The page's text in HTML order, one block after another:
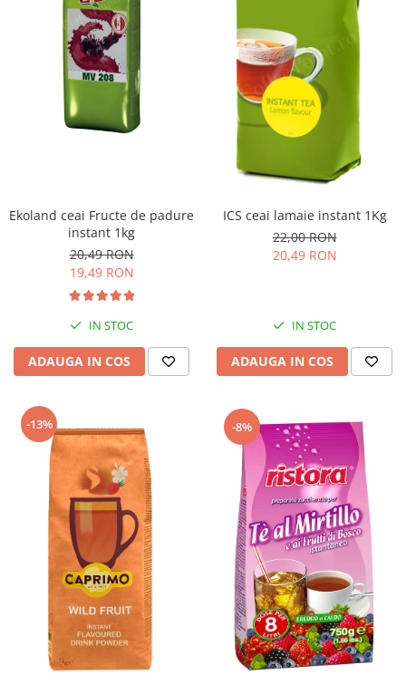
Ekoland ceai Fructe de padure
instant 1kg
20,49 RON
19,49 RON
IN STOC
ADAUGA IN COS
ICS ceai lamaie instant 1Kg
22,00 RON
20,49 RON
IN STOC
ADAUGA IN COS
-13% -8%